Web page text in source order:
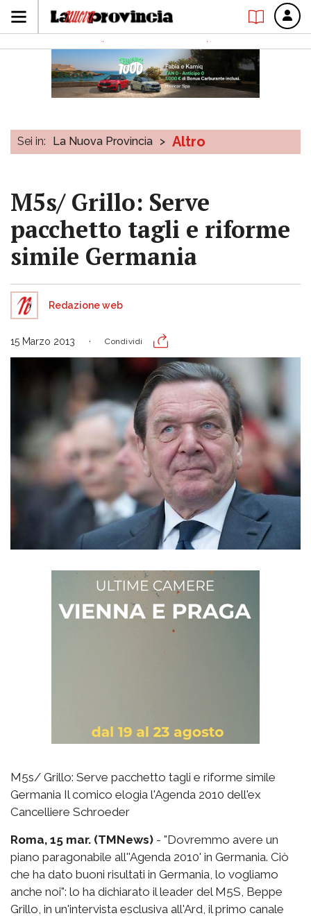
Sei in: La Nuova Provincia > Altro
M5s/ Grillo: Serve
pacchetto tagli e riforme
simile Germania
Redazione web
15 Marzo 2013 Condividi
M5s/ Grillo: Serve pacchetto tagli e riforme simile
Germania Il comico elogia l'Agenda 2010 dell'ex
Cancelliere Schroeder
Roma, 15 mar. (TMNews) - "Dovremmo avere un
piano paragonabile all''Agenda 2010' in Germania. Ciò
che ha dato buoni risultati in Germania, lo vogliamo
anche noi": lo ha dichiarato il leader del M5S, Beppe
Grillo, in un'intervista esclusiva all'Ard, il primo canale